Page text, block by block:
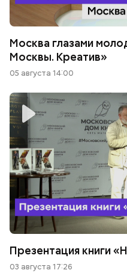
Москва глазами
Москвы. Креатив»
05 августа 14:00
Презентация книги
03 августа 17:26